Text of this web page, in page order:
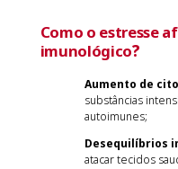
Como o estresse
imunológico?
Aumento de
substâncias
autoimunes;
Desequilíbrios
atacar tecidos